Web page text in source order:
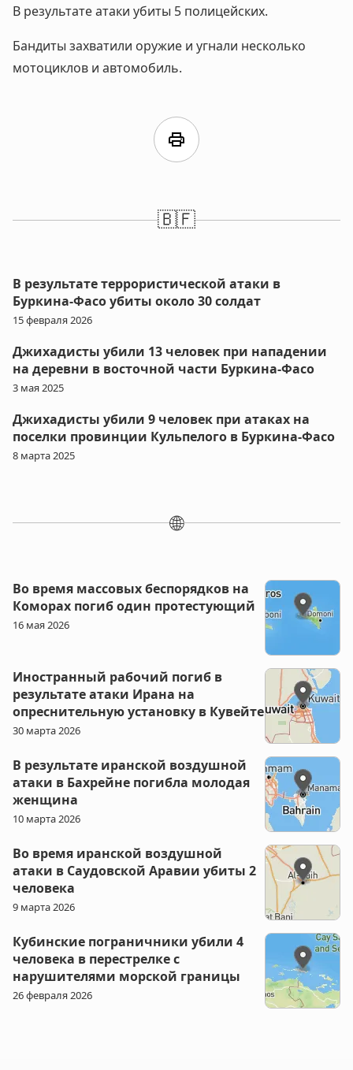
В результате атаки убиты 5 полицейских.
Бандиты захватили оружие и угнали несколько
мотоциклов и автомобиль.
print
🇧🇫
В результате террористической атаки в
Буркина-Фасо убиты около 30 солдат
15 февраля 2026
Джихадисты убили 13 человек при нападении
на деревни в восточной части Буркина-Фасо
3 мая 2025
Джихадисты убили 9 человек при атаках на
поселки провинции Кульпелого в Буркина-Фасо
8 марта 2025
🌐
Во время массовых беспорядков на
Коморах погиб один протестующий
16 мая 2026
Иностранный рабочий погиб в
результате атаки Ирана на
опреснительную установку в Кувейте
30 марта 2026
В результате иранской воздушной
атаки в Бахрейне погибла молодая
женщина
10 марта 2026
Во время иранской воздушной
атаки в Саудовской Аравии убиты 2
человека
9 марта 2026
Кубинские пограничники убили 4
человека в перестрелке с
нарушителями морской границы
26 февраля 2026